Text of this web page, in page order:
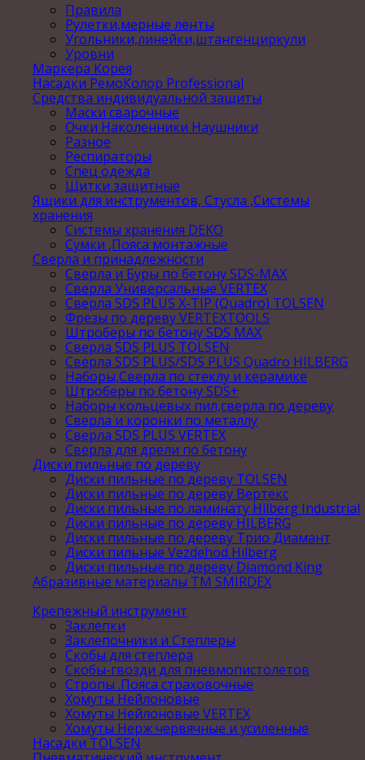
Правила
Рулетки,мерные ленты
Угольники,линейки,штангенциркули
Уровни
Маркера Корея
Насадки РемоКолор Professional
Средства индивидуальной защиты
Маски сварочные
Очки Наколенники Наушники
Разное
Респираторы
Спец одежда
Щитки защитные
Ящики для инструментов, Стусла ,Системы
хранения
Системы хранения DEKO
Сумки ,Пояса монтажные
Сверла и принадлежности
Сверла и Буры по бетону SDS-MAX
Сверла Универсальные VERTEX
Сверла SDS PLUS X-TIP (Quadro) TOLSEN
Фрезы по дереву VERTEXTOOLS
Штроберы по бетону SDS MAX
Сверла SDS PLUS TOLSEN
Сверла SDS PLUS/SDS PLUS Quadro HILBERG
Наборы,Сверла по стеклу и керамике
Штроберы по бетону SDS+
Наборы кольцевых пил,сверла по дереву
Сверла и коронки по металлу
Сверла SDS PLUS VERTEX
Сверла для дрели по бетону
Диски пильные по дереву
Диски пильные по дереву TOLSEN
Диски пильные по дереву Вертекс
Диски пильные по ламинату Hilberg Industrial
Диски пильные по дереву HILBERG
Диски пильные по дереву Трио Диамант
Диски пильные Vezdehod Hilberg
Диски пильные по дереву Diamond King
Абразивные материалы ТМ SMIRDEX
Крепежный инструмент
Заклепки
Заклепочники и Степлеры
Скобы для степлера
Скобы-гвозди для пневмопистолетов
Стропы .Пояса страховочные
Хомуты Нейлоновые
Хомуты Нейлоновые VERTEX
Хомуты Нерж червячные и усиленные
Насадки TOLSEN